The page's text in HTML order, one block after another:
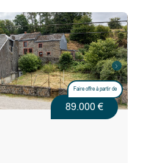
Faire offre à partir de
89.000 €